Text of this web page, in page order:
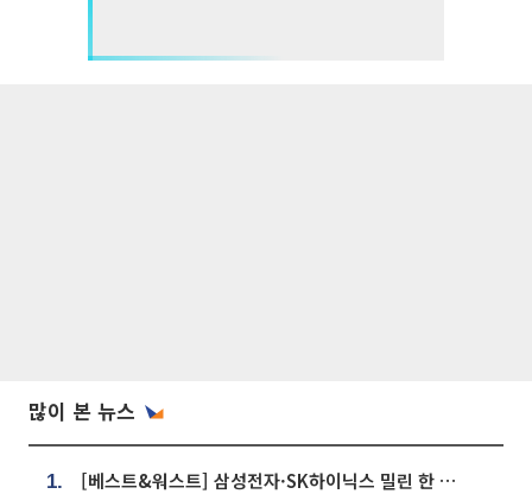
많이 본 뉴스
1. [베스트&워스트] 삼성전자·SK하이닉스 밀린 한 주…상상인증권은 85% 급등